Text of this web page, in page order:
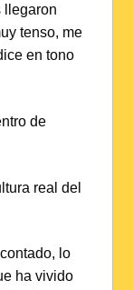
llegaron
tenso, me
en tono
de
real del
lo
ha vivido